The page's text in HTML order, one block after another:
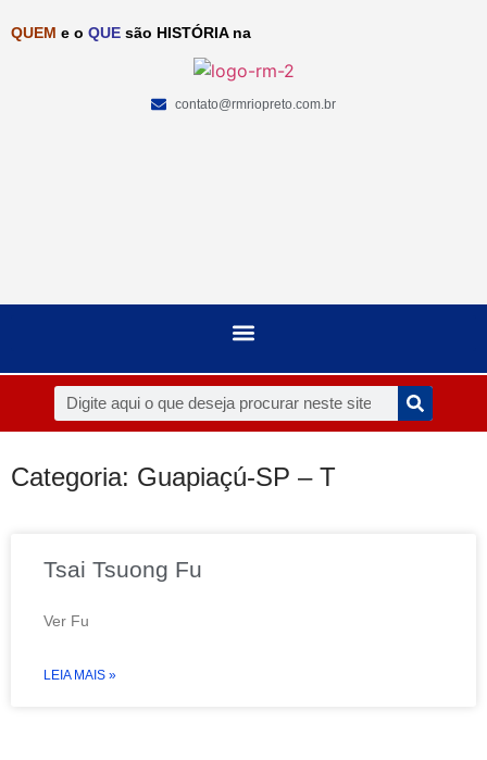
QUEM e o QUE são HISTÓRIA na
contato@rmriopreto.com.br
Categoria: Guapiaçú-SP – T
Tsai Tsuong Fu
Ver Fu
LEIA MAIS »